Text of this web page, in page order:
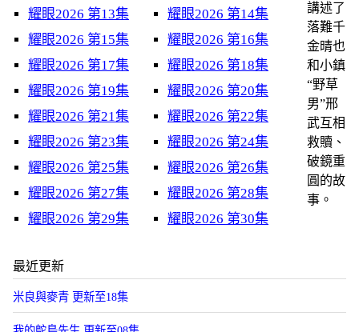
耀眼2026 第13集
耀眼2026 第14集
耀眼2026 第15集
耀眼2026 第16集
耀眼2026 第17集
耀眼2026 第18集
耀眼2026 第19集
耀眼2026 第20集
耀眼2026 第21集
耀眼2026 第22集
耀眼2026 第23集
耀眼2026 第24集
耀眼2026 第25集
耀眼2026 第26集
耀眼2026 第27集
耀眼2026 第28集
耀眼2026 第29集
耀眼2026 第30集
講述了
落難千
金晴也
和小鎮
“野草
男”邢
武互相
救贖、
破鏡重
圓的故
事。
最近更新
米良與麥青 更新至18集